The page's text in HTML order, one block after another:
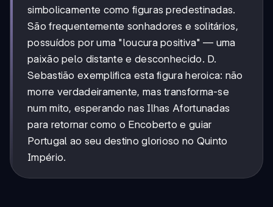
simbolicamente como figuras predestinadas.
São frequentemente sonhadores e solitários,
possuídos por uma "loucura positiva" — uma
paixão pelo distante e desconhecido. D.
Sebastião exemplifica esta figura heroica: não
morre verdadeiramente, mas transforma-se
num mito, esperando nas Ilhas Afortunadas
para retornar como o Encoberto e guiar
Portugal ao seu destino glorioso no Quinto
Império.